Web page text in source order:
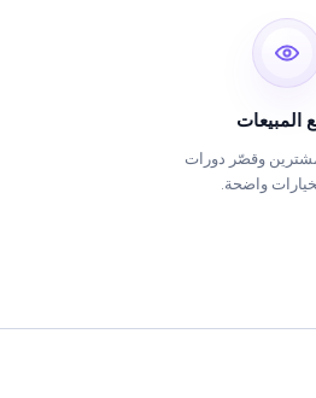
المبيعات
وقصّر دورات
واضحة.